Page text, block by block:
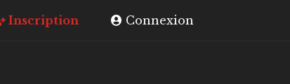
Inscription Connexion